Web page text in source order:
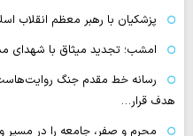
پزشکیان با رهبر معظم انقلاب
امشب؛ تجدید میثاق با شهدای
رسانه‌ خط مقدم جنگ
هدف قرار…
محرم و صفر، جامعه را در مسیر